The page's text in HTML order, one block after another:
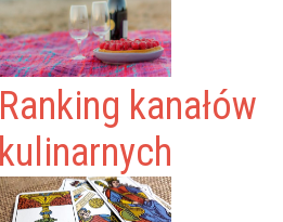
Ranking kanałów
kulinarnych